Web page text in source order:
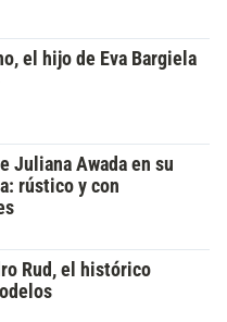
el hijo de Eva Bargiela
Juliana Awada en su
rústico y con
Rud, el histórico